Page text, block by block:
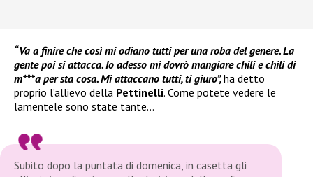
“Va a finire che così mi odiano tutti per una roba del genere. La
gente poi si attacca. Io adesso mi dovrò mangiare chili e chili di
m***a per sta cosa. Mi attaccano tutti, ti giuro”,ha detto
proprio l’allievo della Pettinelli. Come potete vedere le
lamentele sono state tante…
Subito dopo la puntata di domenica, in casetta gli